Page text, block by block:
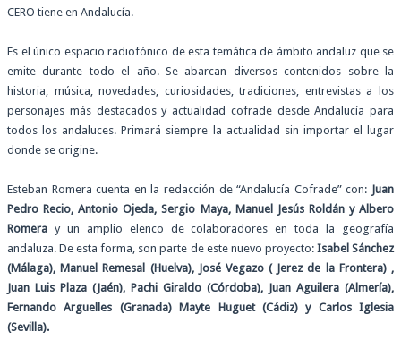
CERO tiene en Andalucía.
Es el único espacio radiofónico de esta temática de ámbito andaluz que se
emite durante todo el año. Se abarcan diversos contenidos sobre la
historia, música, novedades, curiosidades, tradiciones, entrevistas a los
personajes más destacados y actualidad cofrade desde Andalucía para
todos los andaluces. Primará siempre la actualidad sin importar el lugar
donde se origine.
Esteban Romera cuenta en la redacción de “Andalucía Cofrade” con: Juan
Pedro Recio, Antonio Ojeda, Sergio Maya, Manuel Jesús Roldán y Albero
Romera y un amplio elenco de colaboradores en toda la geografía
andaluza. De esta forma, son parte de este nuevo proyecto: Isabel Sánchez
(Málaga), Manuel Remesal (Huelva), José Vegazo ( Jerez de la Frontera) ,
Juan Luis Plaza (Jaén), Pachi Giraldo (Córdoba), Juan Aguilera (Almería),
Fernando Arguelles (Granada) Mayte Huguet (Cádiz) y Carlos Iglesia
(Sevilla).